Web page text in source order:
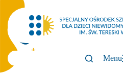
treści
Menu